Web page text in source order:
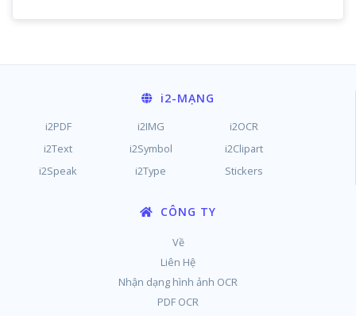
i2-MẠNG
i2PDF i2IMG
i2OCR
i2Text
i2Symbol
i2Clipart
i2Speak
i2Type Stickers
CÔNG TY
Về
Liên Hệ
Nhận dạng hình ảnh OCR
PDF OCR